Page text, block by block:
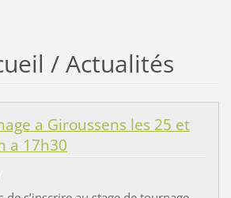
/ Actualités
a Giroussens les 25 et
a 17h30